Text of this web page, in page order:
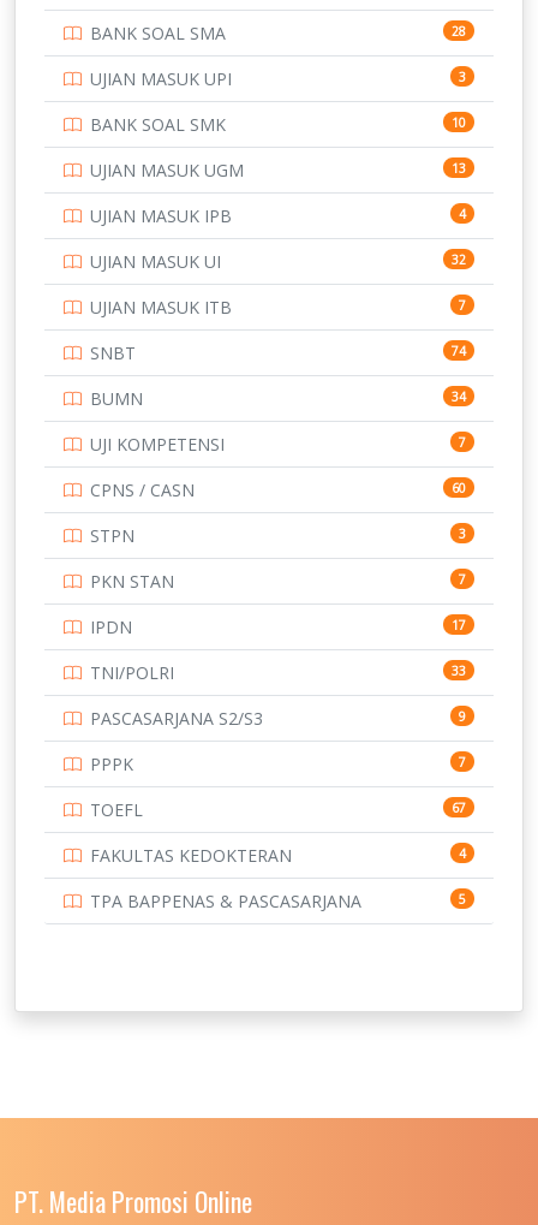
BANK SOAL SMA 28
UJIAN MASUK UPI 3
BANK SOAL SMK 10
UJIAN MASUK UGM 13
UJIAN MASUK IPB 4
UJIAN MASUK UI 32
UJIAN MASUK ITB 7
SNBT 74
BUMN 34
UJI KOMPETENSI 7
CPNS / CASN 60
STPN 3
PKN STAN 7
IPDN 17
TNI/POLRI 33
PASCASARJANA S2/S3 9
PPPK 7
TOEFL 67
FAKULTAS KEDOKTERAN 4
TPA BAPPENAS & PASCASARJANA 5
PT. Media Promosi Online